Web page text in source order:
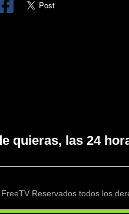
quieras, las 24
Reservados todos los